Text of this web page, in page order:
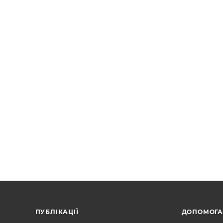
ПУБЛІКАЦІЇ ДОПОМОГА